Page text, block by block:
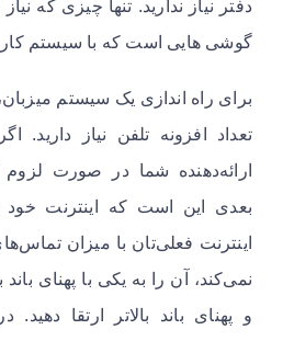
دفتر نیاز ندارید. تنها چیزی که
گوشی هایی است که با سیستم کار
برای راه اندازی یک سیستم میزبان،
تعداد افزونه تلفن نیاز دارید.
ارائه‌دهنده شما در صورت
بعدی این است که اینترنت خود
اینترنت فعلی‌تان با میزان
نمی‌کند، آن را به یکی با پهنای
و پهنای باند بالاتر ارتقا دهید.